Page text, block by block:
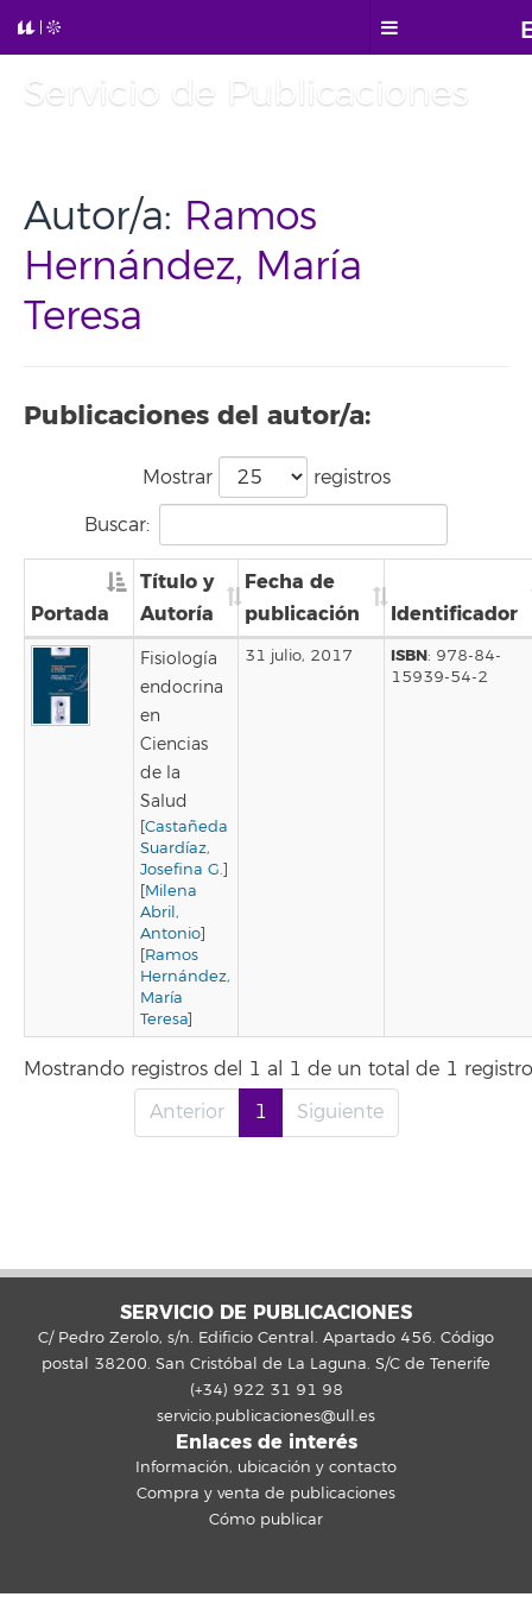
Servicio de Publicaciones
Autor/a: Ramos
Hernández, María
Teresa
Publicaciones del autor/a:
Mostrar
registros
Buscar:
Portada
Título y
Autoría
Fecha de
publicación
Identificador
Fisiología
endocrina
en
Ciencias
de la
Salud
[Castañeda
Suardíaz,
Josefina G.]
[Milena
Abril,
Antonio]
[Ramos
Hernández,
María
Teresa]
31 julio, 2017 ISBN: 978-84-
15939-54-2
Mostrando registros del 1 al 1 de un total de 1
Anterior
1 Siguiente
SERVICIO DE PUBLICACIONES
C/ Pedro Zerolo, s/n. Edificio Central. Apartado 456. Código
postal 38200. San Cristóbal de La Laguna. S/C de Tenerife
(+34) 922 31 91 98
servicio.publicaciones@ull.es
Enlaces de interés
Información, ubicación y contacto
Compra y venta de publicaciones
Cómo publicar